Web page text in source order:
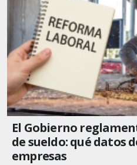
El Gobierno
de sueldo: qué datos
empresas